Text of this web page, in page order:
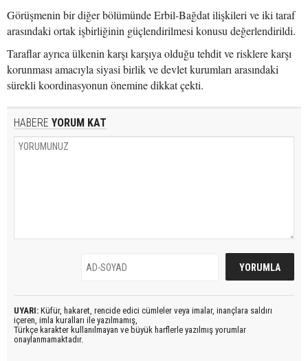
Görüşmenin bir diğer bölümünde Erbil-Bağdat ilişkileri ve iki taraf
arasındaki ortak işbirliğinin güçlendirilmesi konusu değerlendirildi.
Taraflar ayrıca ülkenin karşı karşıya olduğu tehdit ve risklere karşı
korunması amacıyla siyasi birlik ve devlet kurumları arasındaki
sürekli koordinasyonun önemine dikkat çekti.
HABERE YORUM KAT
UYARI: Küfür, hakaret, rencide edici cümleler veya imalar, inançlara saldırı
içeren, imla kuralları ile yazılmamış,
Türkçe karakter kullanılmayan ve büyük harflerle yazılmış yorumlar
onaylanmamaktadır.